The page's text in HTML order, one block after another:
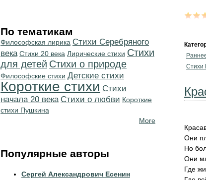
Стихи
Они
Но
Они
Где
По тематикам
Философская лирика Cтихи Серебряного
века Стихи 20 века Лирические стихи Стихи
для детей Стихи о природе
Философские стихи Детские стихи
Короткие стихи Cтихи
начала 20 века Стихи о любви Короткие
стихи Пушкина
More
Популярные авторы
Сергей Александрович Есенин